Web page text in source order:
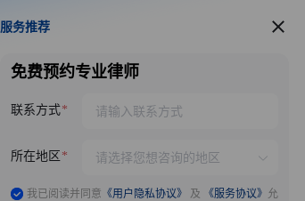
服务推荐
服务推荐
免费预约专业律师
联系方式
所在地区
我已阅读并同意 《用户隐私协议》 及 《服务协议》 允